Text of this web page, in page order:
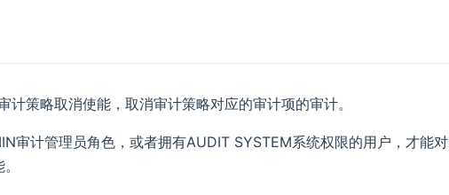
计策略取消使能，取消审计策略对应的审计项的审计。
审计管理员角色，或者拥有AUDIT SYSTEM系统权限的用户，才能对